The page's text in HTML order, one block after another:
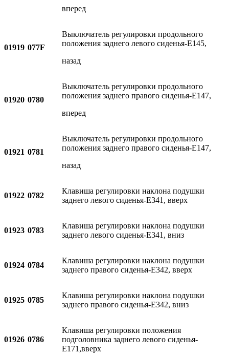
вперед
01919 077F
Выключатель регулировки продольного
положения заднего левого сиденья-E145,
назад
01920 0780
Выключатель регулировки продольного
положения заднего правого сиденья-E147,
вперед
01921 0781
Выключатель регулировки продольного
положения заднего правого сиденья-E147,
назад
01922 0782
Клавиша регулировки наклона подушки
заднего левого сиденья-E341, вверх
01923 0783
Клавиша регулировки наклона подушки
заднего левого сиденья-E341, вниз
01924 0784
Клавиша регулировки наклона подушки
заднего правого сиденья-E342, вверх
01925 0785
Клавиша регулировки наклона подушки
заднего правого сиденья-E342, вниз
01926 0786
Клавиша регулировки положения
подголовника заднего левого сиденья-
E171,вверх